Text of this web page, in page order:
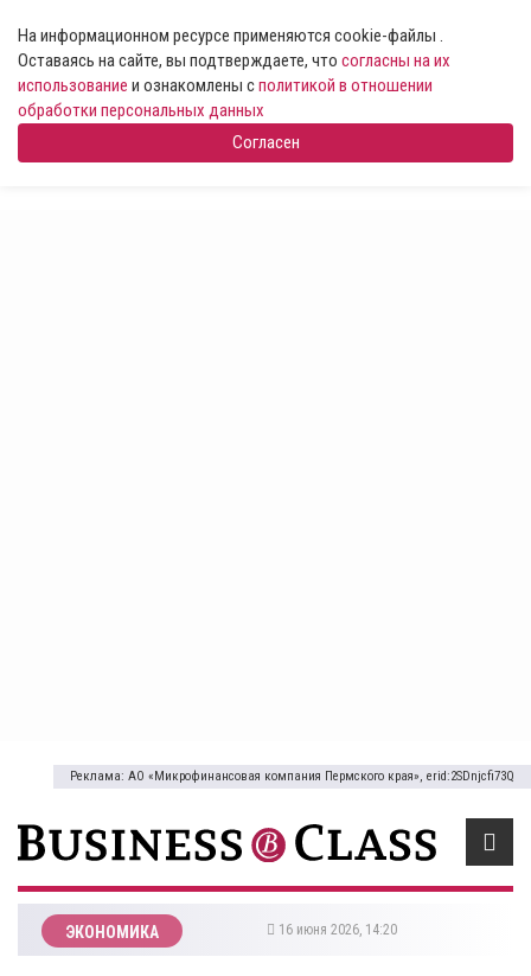
На информационном ресурсе применяются cookie-файлы .
Оставаясь на сайте, вы подтверждаете, что согласны на их
использование и ознакомлены сполитикой в отношении
обработки персональных данных
Согласен
Реклама: АО «Микрофинансовая компания Пермского края», erid:2SDnjcfi73Q
ЭКОНОМИКА 16 июня 2026, 14:20